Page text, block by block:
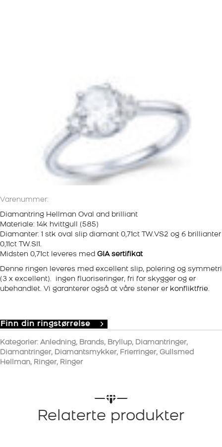
Varenummer:
Diamantring Hellman Oval and brilliant
Materiale: 14k hvittgull (585)
Diamanter: 1 stk oval slip diamant 0,71ct TW.VS2 og 6 brillianter
0,11ct TW.SI1.
Midsten 0,71ct leveres med GIA sertifikat
Denne ringen leveres med excellent slip, polering og symmetri
(3 x excellent). ingen fluoriseringer, fri for skygger og er
ubehandlet. Vi garanterer også at våre stener er konfliktfrie.
Finn din ringstørrelse
Kategorier: Anledning, Brands, Bryllup, Diamantringer,
Diamantringer, Diamantsmykker, Frierringer, Gullsmed
Hellman, Ringer, Ringer
Relaterte produkter